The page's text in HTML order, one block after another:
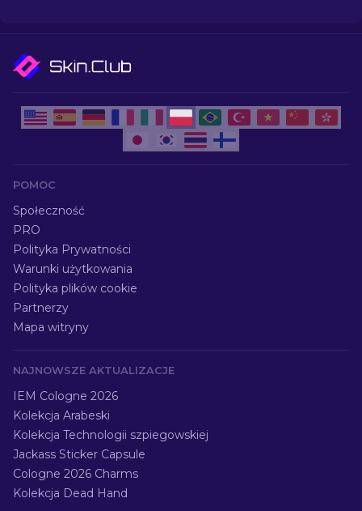
POMOC
Społeczność
PRO
Polityka Prywatności
Warunki użytkowania
Polityka plików cookie
Partnerzy
Mapa witryny
NAJNOWSZE AKTUALIZACJE
IEM Cologne 2026
Kolekcja Arabeski
Kolekcja Technologii szpiegowskiej
Jackass Sticker Capsule
Cologne 2026 Charms
Kolekcja Dead Hand